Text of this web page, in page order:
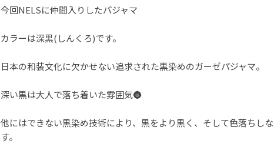
今回NELSに仲間入りしたパジャマ
カラーは深黒(しんくろ)です。
日本の和装文化に欠かせない追求された黒染めのガーゼパジャマ。
深い黒は大人で落ち着いた雰囲気🌚
他にはできない黒染め技術により、黒をより黒く、そして色落ちし
す。